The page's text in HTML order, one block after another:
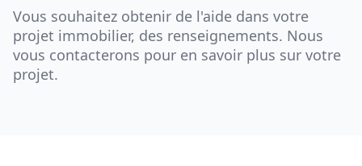
Vous souhaitez obtenir de l'aide dans votre
projet immobilier, des renseignements. Nous
vous contacterons pour en savoir plus sur votre
projet.